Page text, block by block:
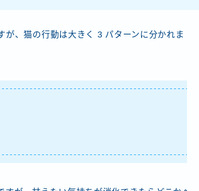
、猫の行動は大きく 3 パターンに分かれま